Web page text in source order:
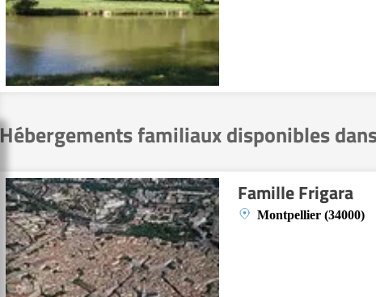
Hébergements familiaux disponibles
Famille Frigara
Montpellier (34000)